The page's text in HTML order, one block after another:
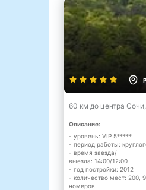
60 км до центра
Описание:
- уровень: VIP 5*****
- период работы:
- время заезда/
выезда: 14:00/12:00
- год постройки: 2012
- количество мест: 200,
номеров